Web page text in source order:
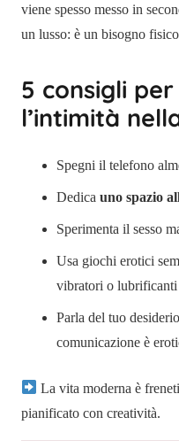
viene spesso messo in
un lusso: è un bisogno
5 consigli
l’intimità
Spegni il telefono
Dedica uno spazio
Sperimenta il sesso
Usa giochi erotici
vibratori o lubrificanti
Parla del tuo
comunicazione è
La vita moderna è
pianificato con creatività.